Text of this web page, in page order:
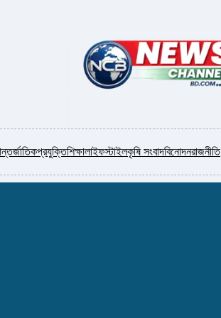
প্রযুক্তিশিক্ষালাইফস্টাইলকৃষি সংবাদবিনোদনরাজনীতি